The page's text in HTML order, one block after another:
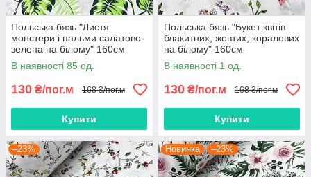
Польська бязь "Листя
монстери і пальми салатово-
зелена на білому" 160см
В наявності 85 од.
130 ₴/пог.м 168 ₴/пог.м
Купити
Польська бязь "Букет квітів
блакитних, жовтих, коралових
на білому" 160см
В наявності 1 од.
130 ₴/пог.м 168 ₴/пог.м
Купити
–23% Новинка –23%